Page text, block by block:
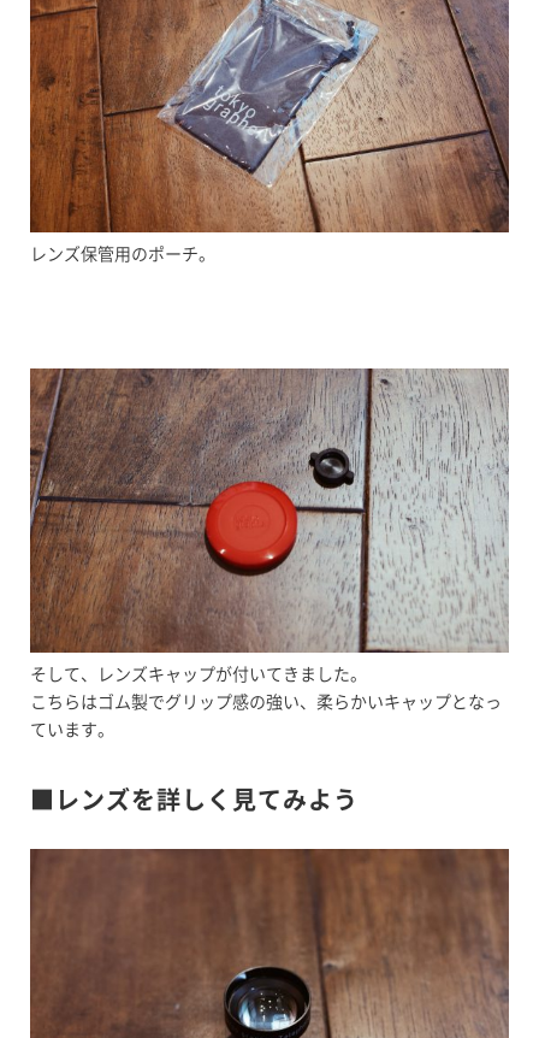
レンズ保管用のポーチ。
そして、レンズキャップが付いてきました。
こちらはゴム製でグリップ感の強い、柔らかいキャップとなっ
ています。
■レンズを詳しく見てみよう